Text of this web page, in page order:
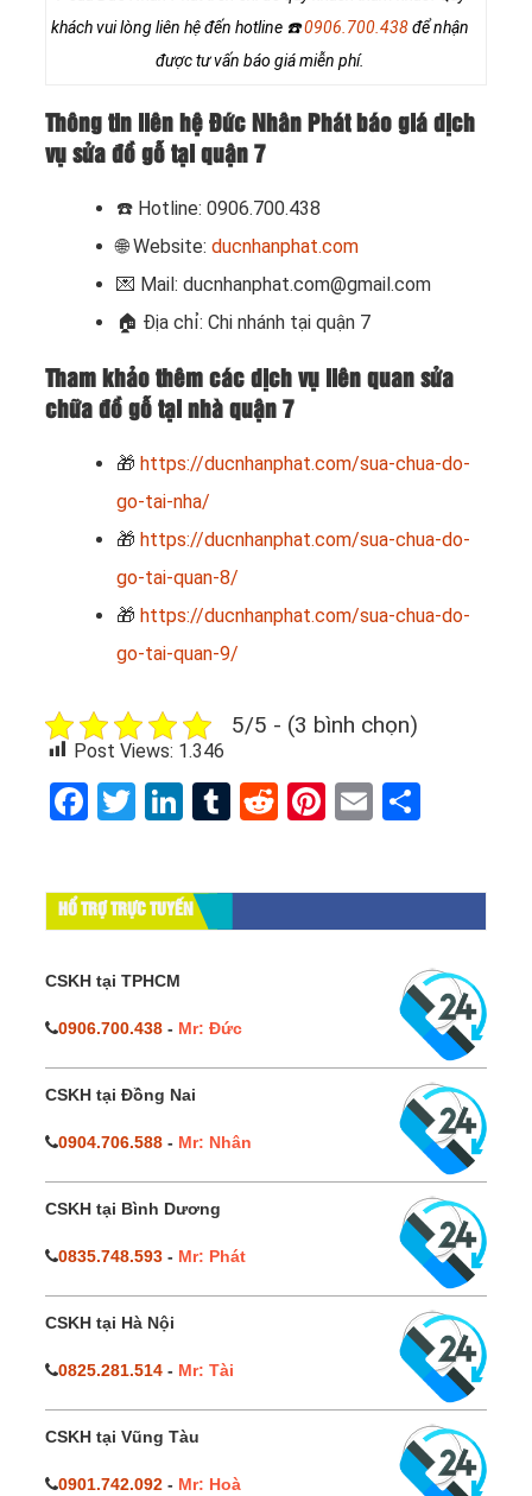
khách vui lòng liên hệ đến hotline ☎️0906.700.438để nhận
được tư vấn báo giá miễn phí.
Thông tin liên hệ Đức Nhân Phát báo giá dịch
vụ sửa đồ gỗ tại quận 7
☎️ Hotline: 0906.700.438
🌐 Website: ducnhanphat.com
💌 Mail: ducnhanphat.com@gmail.com
🏠 Địa chỉ: Chi nhánh tại quận 7
Tham khảo thêm các dịch vụ liên quan sửa
chữa đồ gỗ tại nhà quận 7
🎁 https://ducnhanphat.com/sua-chua-do-
go-tai-nha/
🎁 https://ducnhanphat.com/sua-chua-do-
go-tai-quan-8/
🎁 https://ducnhanphat.com/sua-chua-do-
go-tai-quan-9/
5/5 - (3 bình chọn)
Post Views: 1.346
Facebook
Twitter
LinkedIn
Tumblr
RedditPinterest
Email
HỔ TRỢ TRỰC TUYẾN
CSKH tại TPHCM
0906.700.438 - Mr: Đức
CSKH tại Đồng Nai
0904.706.588 - Mr: Nhân
CSKH tại Bình Dương
0835.748.593 - Mr: Phát
CSKH tại Hà Nội
0825.281.514 - Mr: Tài
CSKH tại Vũng Tàu
0901.742.092 - Mr: Hoà